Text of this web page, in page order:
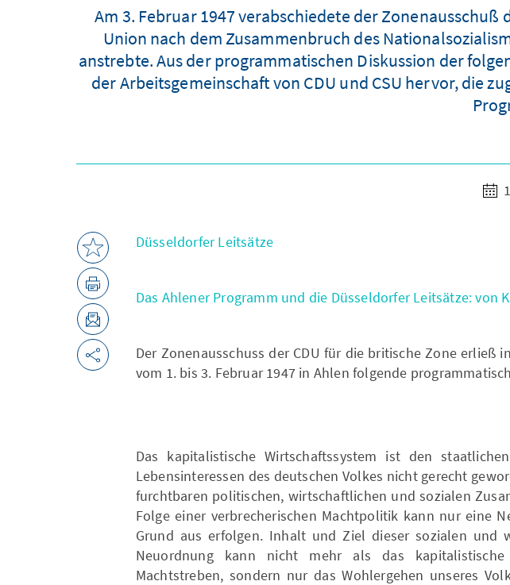
Am 3. Februar 1947 verabschiedete der
Union nach dem Zusammenbruch des
anstrebte. Aus der programmatischen Diskussion der
der Arbeitsgemeinschaft von CDU und CSU hervor, die
Düsseldorfer Leitsätze
Das Ahlener Programm und die Düsseldorfer Leitsätze: von
Der Zonenausschuss der CDU für die britische Zone erließ
vom 1. bis 3. Februar 1947 in Ahlen folgende
Das kapitalistische Wirtschaftssystem ist den
Lebensinteressen des deutschen Volkes nicht gerecht
furchtbaren politischen, wirtschaftlichen und sozialen
Folge einer verbrecherischen Machtpolitik kann nur eine
Grund aus erfolgen. Inhalt und Ziel dieser sozialen und
Neuordnung kann nicht mehr als das
Machtstreben, sondern nur das Wohlergehen unseres